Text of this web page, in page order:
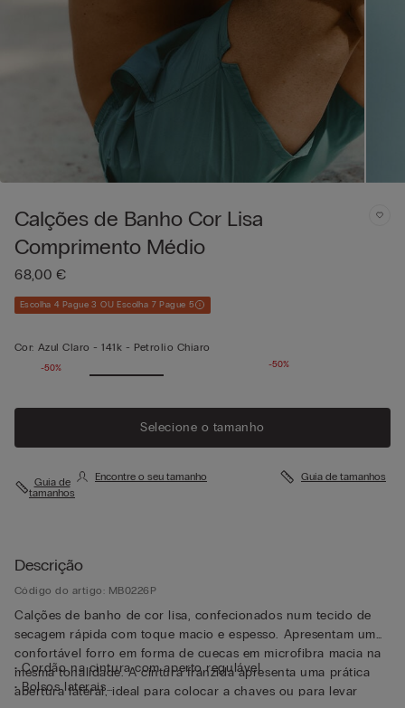
Calções de Banho Cor Lisa
Comprimento Médio
68,00 €
Escolha 4 Pague 3 OU Escolha 7 Pague 5
Cor: Azul Claro -141k - Petrolio Chiaro
-50%
-50%
Selecione o tamanho
Guia de
tamanhos
Encontre o seu tamanho Guia de tamanhos
Descrição
Código do artigo: MB0226P
Calções de banho de cor lisa, confecionados num tecido de
secagem rápida com toque macio e espesso. Apresentam um
confortável forro em forma de cuecas em microfibra macia na
mesma tonalidade. A cintura franzida apresenta uma prática
abertura lateral, ideal para colocar a chaves ou para levar
• Cordão na cintura com aperto regulável
• Bolsos laterais